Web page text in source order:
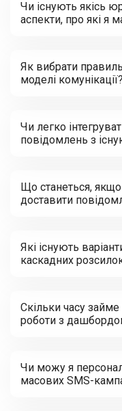
Чи існують якісь
аспекти, про які я
Як вибрати
моделі комунікації?
Чи легко
повідомлень з
Що станеться,
доставити
Які існують
каскадних
Скільки часу
роботи з
Чи можу я
масових SMS-